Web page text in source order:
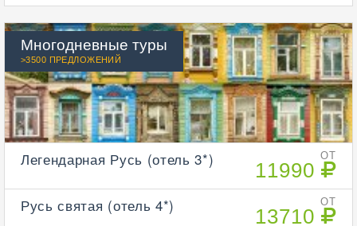
Многодневные туры
>3500 ПРЕДЛОЖЕНИЙ
ОТ
11990
Легендарная Русь (отель 3*)
ОТ
13710
Русь святая (отель 4*)